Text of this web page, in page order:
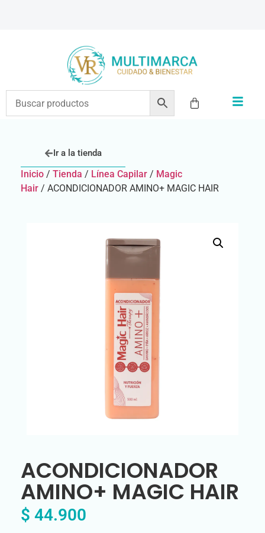
Ir a la tienda
Inicio / Tienda / Línea Capilar / Magic
Hair / ACONDICIONADOR AMINO+ MAGIC HAIR
ACONDICIONADOR
AMINO+ MAGIC HAIR
$ 44.900